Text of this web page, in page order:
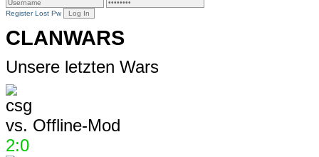
Register Lost Pw
CLANWARS
Unsere letzten Wars
vs. Offline-Mod
2:0